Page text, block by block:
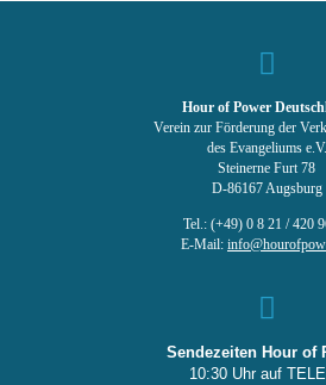
Hour of Power
Verein zur Förderung der
des Evangeliums e.V.
Steinerne Furt 78
D-86167 Augsburg
Tel.: (+49) 0 8 21 / 420
E-Mail:
Sendezeiten Hour of
10:30 Uhr auf